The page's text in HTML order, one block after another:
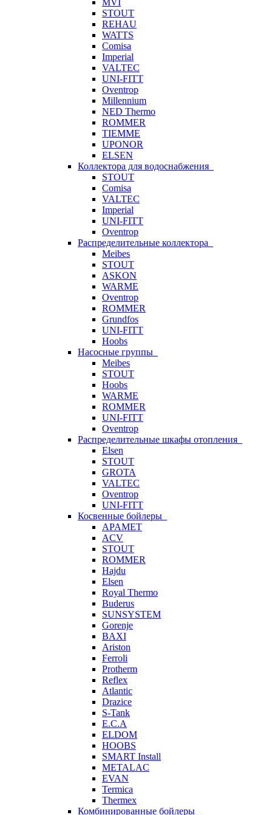
MVI
STOUT
REHAU
WATTS
Comisa
Imperial
VALTEC
UNI-FITT
Oventrop
Millennium
NED Thermo
ROMMER
TIEMME
UPONOR
ELSEN
Коллектора для водоснабжения
STOUT
Comisa
VALTEC
Imperial
UNI-FITT
Oventrop
Распределительные коллектора
Meibes
STOUT
ASKON
WARME
Oventrop
ROMMER
Grundfos
UNI-FITT
Hoobs
Насосные группы
Meibes
STOUT
Hoobs
WARME
ROMMER
UNI-FITT
Oventrop
Распределительные шкафы отопления
Elsen
STOUT
GROTA
VALTEC
Oventrop
UNI-FITT
Косвенные бойлеры
APAMET
ACV
STOUT
ROMMER
Hajdu
Elsen
Royal Thermo
Buderus
SUNSYSTEM
Gorenje
BAXI
Ariston
Ferroli
Protherm
Reflex
Atlantic
Drazice
S-Tank
E.C.A
ELDOM
HOOBS
SMART Install
METALAC
EVAN
Termica
Thermex
Комбинированные бойлеры